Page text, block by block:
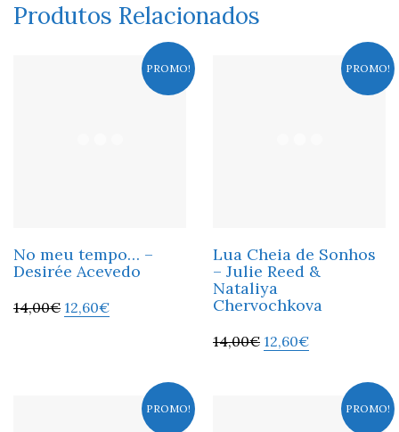
Produtos Relacionados
PROMO!
No meu tempo… –
Desirée Acevedo
14,00€ 12,60€
PROMO!
Lua Cheia de Sonhos
– Julie Reed &
Nataliya
Chervochkova
14,00€ 12,60€
PROMO! PROMO!